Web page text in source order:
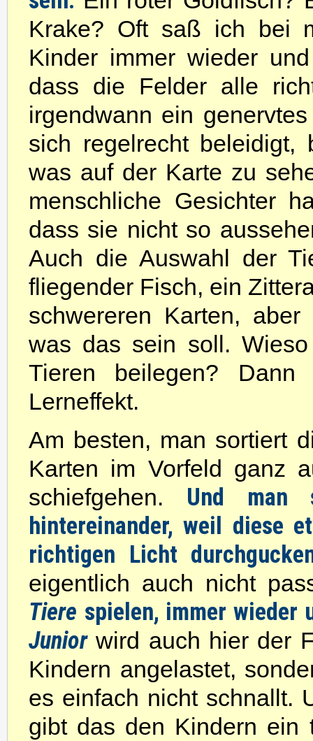
Krake? Oft saß ich bei
Kinder immer wieder
dass die Felder alle
irgendwann ein
sich regelrecht
was auf der Karte zu
menschliche Gesichter
dass sie nicht so
Auch die Auswahl der
fliegender Fisch, ein
schwereren Karten,
was das sein soll.
Tieren beilegen?
Lerneffekt.
Am besten, man sortiert
Karten im Vorfeld ganz
schiefgehen. Und man
hintereinander, weil diese
richtigen Licht
eigentlich auch nicht
Tiere spielen, immer wieder
Juniorwird auch hier der
Kindern angelastet,
es einfach nicht schnallt.
gibt das den Kindern ein